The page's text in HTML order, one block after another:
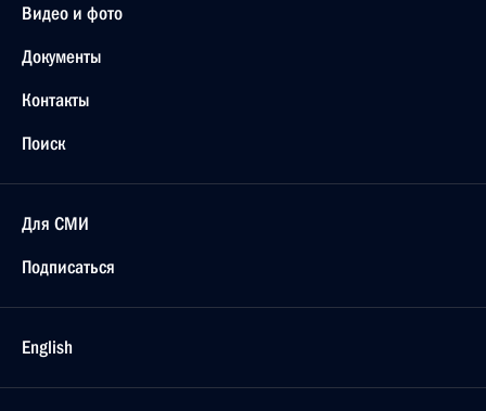
Видео и фото
Документы
Контакты
Поиск
Для СМИ
Подписаться
English